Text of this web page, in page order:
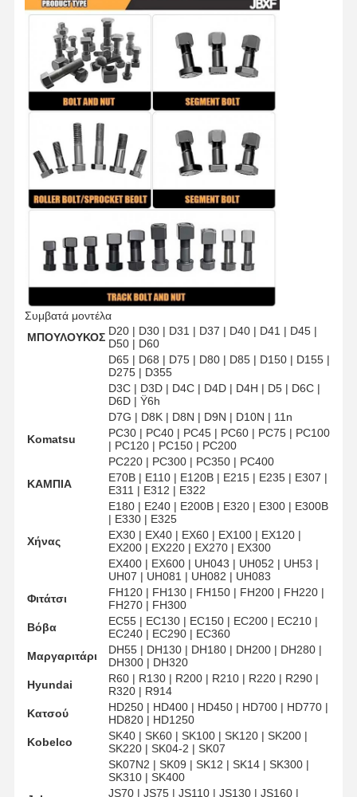
Προϊόντα Βίντεο Εμφάνιση VR
Σχετικά Με
Επισκέψεις
Στο
Εργοστάσιο
Ποιοτικός
Επικοινωνήσ
Ειδήσεις Υποθέσεις
Προσφορά
ΤΡΑΚΤΑΣΜΟΣ
Πυροβολητήρας
βρόχο τροχιάς τροχιάς
Συμβατά μοντέλα
ΜΠΟΥΛΟΥΚΟΣ D20 | D30 | D31 | D37 | D40 | D41 | D45 |
D50 | D60
D65 | D68 | D75 | D80 | D85 | D150 | D155 |
D275 | D355
D3C | D3D | D4C | D4D | D4H | D5 | D6C |
D6D | Ϋ6h
D7G | D8K | D8N | D9N | D10N | 11n
Komatsu
PC30 | PC40 | PC45 | PC60 | PC75 | PC100
| PC120 | PC150 | PC200
PC220 | PC300 | PC350 | PC400
ΚΑΜΠΙΑ
E70B | E110 | E120B | E215 | E235 | E307 |
E311 | E312 | Ε322
E180 | E240 | E200B | E320 | E300 | E300B
| E330 | Ε325
Χήνας
EX30 | EX40 | EX60 | EX100 | EX120 |
EX200 | EX220 | EX270 | EX300
EX400 | EX600 | UH043 | UH052 | UH53 |
UH07 | UH081 | UH082 | UH083
Φιτάτσι
FH120 | FH130 | FH150 | FH200 | FH220 |
FH270 | FH300
Βόβα
EC55 | EC130 | EC150 | EC200 | EC210 |
EC240 | EC290 | EC360
Μαργαριτάρι
DH55 | DH130 | DH180 | DH200 | DH280 |
DH300 | DH320
Hyundai
R60 | R130 | R200 | R210 | R220 | R290 |
R320 | R914
Κατσού
HD250 | HD400 | HD450 | HD700 | HD770 |
HD820 | HD1250
Kobelco
SK40 | SK60 | SK100 | SK120 | SK200 |
SK220 | SK04-2 | SK07
SK07N2 | SK09 | SK12 | SK14 | SK300 |
SK310 | SK400
JS70 | JS75 | JS110 | JS130 | JS160 |